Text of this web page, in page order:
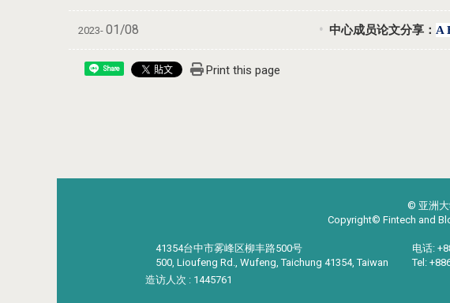
2023- 01/08 中心成员论文分享：A
Share Print this page
© 亚洲
Copyright© Fintech and
41354台中市雾峰区柳丰路500号
500, Lioufeng Rd., Wufeng, Taichung 41354, Taiwan
电话:
Tel:
造访人次 : 1445761